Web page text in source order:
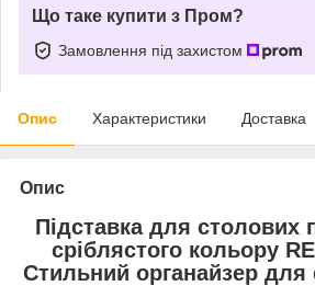
Що таке купити з Пром?
Замовлення під захистом
Опис Характеристики Доставка
Опис
Підставка для столових
сріблястого кольору
Стильний органайзер для